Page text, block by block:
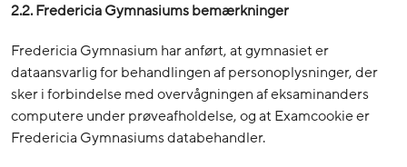
2.2. Fredericia Gymnasiums bemærkninger
Fredericia Gymnasium har anført, at gymnasiet er
dataansvarlig for behandlingen af personoplysninger, der
sker i forbindelse med overvågningen af eksaminanders
computere under prøveafholdelse, og at Examcookie er
Fredericia Gymnasiums databehandler.